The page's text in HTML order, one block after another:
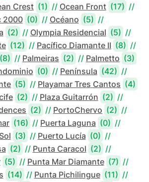
Crest (1) // Ocean Front (17) //
2000 (0) // Océano (5) //
(2) // Olympia Residencial (5) //
(12) // Pacífico Diamante II (8) //
(8) // Palmeiras (2) // Palmetto (3)
(0) // Península (42) //
(5) // Playamar Tres Cantos (4)
(2) // Plaza Guitarrón (2) //
(2) // PortoChervo (2) //
(16) // Puerta Laguna (0) //
(3) // Puerto Lucía (0) //
(2) // Punta Caracol (2) //
(5) // Punta Mar Diamante (7) //
(14) // Punta Pichilingue (11) //